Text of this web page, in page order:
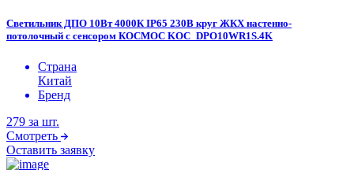
Светильник ДПО 10Вт 4000К IP65 230В круг ЖКХ настенно-
потолочный с сенсором КОСМОС KOC_DPO10WR1S.4K
Страна
Китай
Бренд
279 за шт.
Смотреть
Оставить заявку